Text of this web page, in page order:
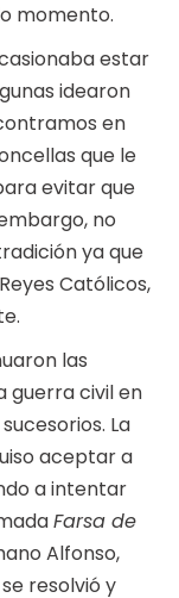
momento.
estar
idearon
en
que le
evitar que
no
ya que
Católicos,
las
guerra civil en
La
aceptar a
a intentar
Farsa de
Alfonso,
resolvió y